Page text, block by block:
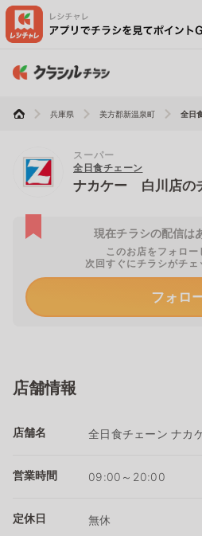
兵庫県 美方郡新温泉町 全日
スーパー
全日食チェーン
ナカケー 白川店の
現在チラシの配信は
このお店をフォロー
次回すぐにチラシがチェ
フォロ
店舗情報
店舗名 全日食チェーン ナ
営業時間 09:00～20:00
定休日 無休